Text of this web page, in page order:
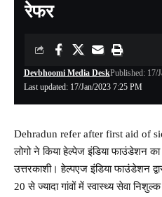
रेफर
Last updated: 17/Jan/2023 7:25 PM
Devbhoomi Media DeskPublished: 17/
Dehradun refer after first aid of
लोगो ने किया हेल्पेज इंडिया फाउंडेशन का
उत्तरकाशी। हेल्पएज इंडिया फाउंडेशन
20 से ज्यादा गांवों में स्वास्थ्य सेवा